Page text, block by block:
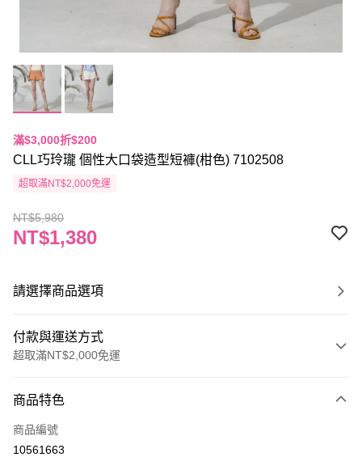
滿$3,000折$200
CLL巧玲瓏 個性大口袋造型短褲(柑色) 7102508
超取滿NT$2,000免運
NT$5,980
NT$1,380
請選擇商品選項
付款與運送方式
超取滿NT$2,000免運
信用卡一次付款
信用卡分期付款
商品特色
商品編號
10561663